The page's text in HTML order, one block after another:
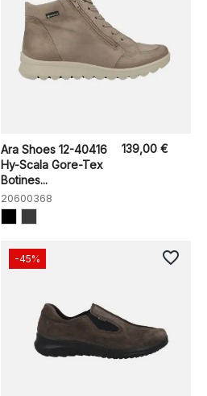
Ara Shoes 12-40416
Hy-Scala Gore-Tex
Botines...
20600368
139,00 €
-45% favorite_border